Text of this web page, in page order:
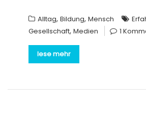
Alltag, Bildung, Mensch
Gesellschaft, Medien 1
lese mehr